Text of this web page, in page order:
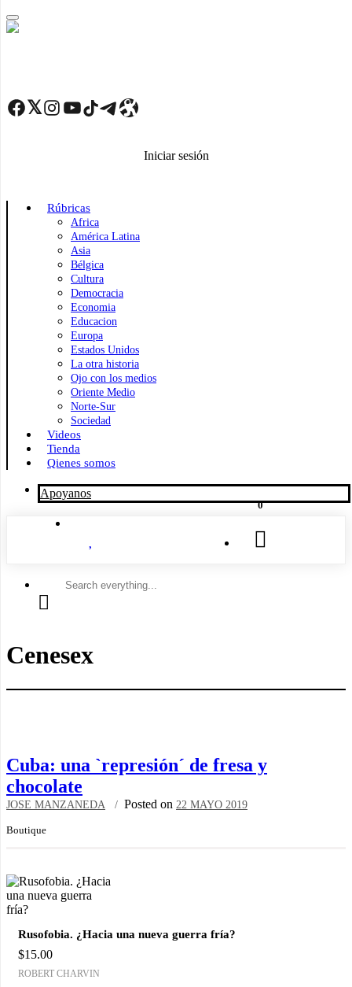
Skip
to
Facebook Twitter Instagram YouTube TikTok Telegram Enlace
Iniciar sesión
Rúbricas
Africa
América Latina
Asia
Bélgica
Cultura
Democracia
Economia
Educacion
Europa
Estados Unidos
La otra historia
Ojo con los medios
Oriente Medio
Norte-Sur
Sociedad
Videos
Tienda
Qienes somos
Apoyanos
0
Search
Cenesex
Cuba: una `represión´ de fresa y
chocolate
JOSE MANZANEDA Posted on 22 MAYO 2019
Boutique
Rusofobia. ¿Hacia una nueva guerra fría?
$15.00
ROBERT CHARVIN